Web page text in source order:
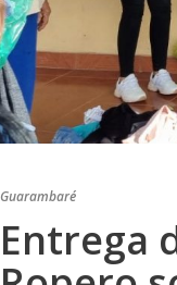
Guarambaré
Entrega